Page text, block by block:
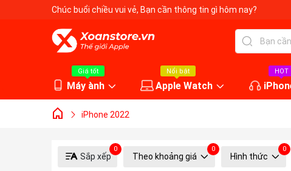
Chúc buổi chiều vui vẻ, Bạn cần thông tin gì hôm nay?
Giá tốt
Máy ành
Nổi bật
Apple Watch
HOT
iPhone 2022
Sắp xếp
0
Theo khoảng giá
0
Hình thức
0